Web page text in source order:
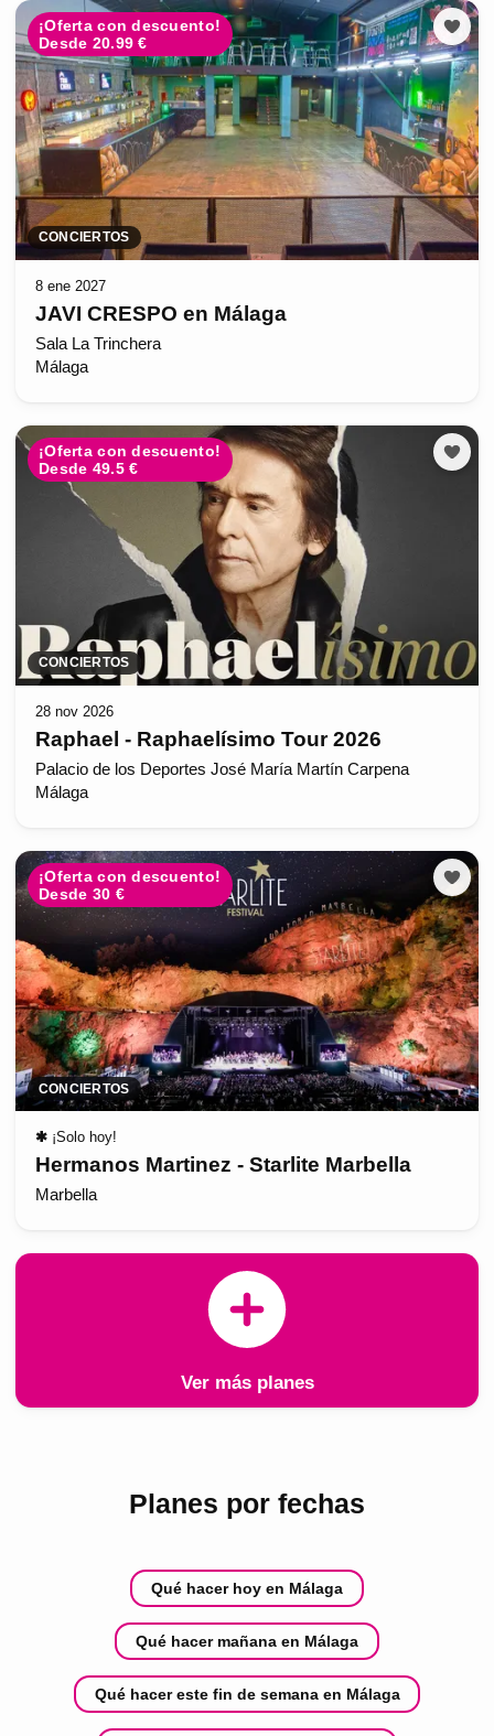
¡Oferta con descuento!
Desde 20.99 €
CONCIERTOS
8 ene 2027
JAVI CRESPO en Málaga
Sala La Trinchera
Málaga
¡Oferta con descuento!
Desde 49.5 €
CONCIERTOS
28 nov 2026
Raphael - Raphaelísimo Tour 2026
Palacio de los Deportes José María Martín Carpena
Málaga
¡Oferta con descuento!
Desde 30 €
CONCIERTOS
✱ ¡Solo hoy!
Hermanos Martinez - Starlite Marbella
Marbella
Ver más planes
Planes por fechas
Qué hacer hoy en Málaga
Qué hacer mañana en Málaga
Qué hacer este fin de semana en Málaga